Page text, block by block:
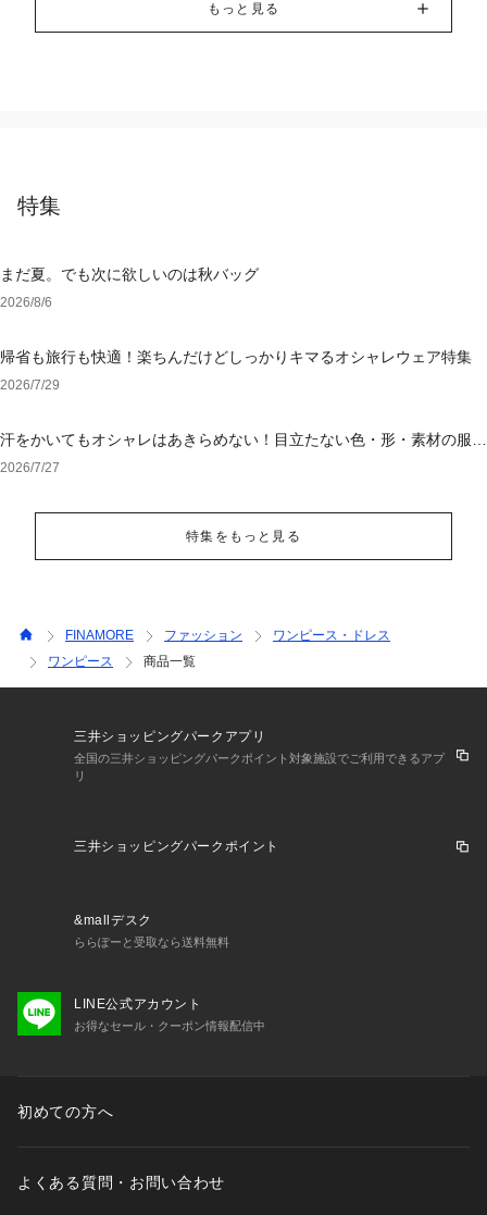
もっと見る
特集
まだ夏。でも次に欲しいのは秋バッグ
2026/8/6
帰省も旅行も快適！楽ちんだけどしっかりキマるオシャレウェア特集
2026/7/29
汗をかいてもオシャレはあきらめない！目立たない色・形・素材の服を
アウトレットで
2026/7/27
特集をもっと見る
FINAMORE ファッション
ワンピース・ドレス
ワンピース
商品一覧
三井ショッピングパークアプリ
全国の三井ショッピングパークポイント対象施設でご利用できるアプ
リ
三井ショッピングパークポイント
&mallデスク
ららぽーと受取なら送料無料
LINE公式アカウント
お得なセール・クーポン情報配信中
初めての方へ
よくある質問・お問い合わせ